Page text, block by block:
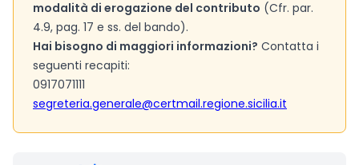
modalità di erogazione del contributo (Cfr. par.
4.9, pag. 17 e ss. del bando).
Hai bisogno di maggiori informazioni? Contatta i
seguenti recapiti:
0917071111
segreteria.generale@certmail.regione.sicilia.it